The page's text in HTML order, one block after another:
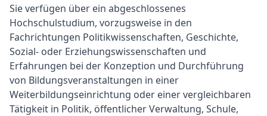
Sie verfügen über ein abgeschlossenes
Hochschulstudium, vorzugsweise in den
Fachrichtungen Politikwissenschaften, Geschichte,
Sozial- oder Erziehungswissenschaften und
Erfahrungen bei der Konzeption und Durchführung
von Bildungsveranstaltungen in einer
Weiterbildungseinrichtung oder einer vergleichbaren
Tätigkeit in Politik, öffentlicher Verwaltung, Schule,